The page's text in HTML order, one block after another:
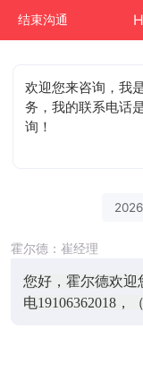
结束沟通
欢迎您来咨询 ，我
务，我的联系电话
询！
霍尔德：崔经理
您好，霍尔德欢迎
电19106362018，